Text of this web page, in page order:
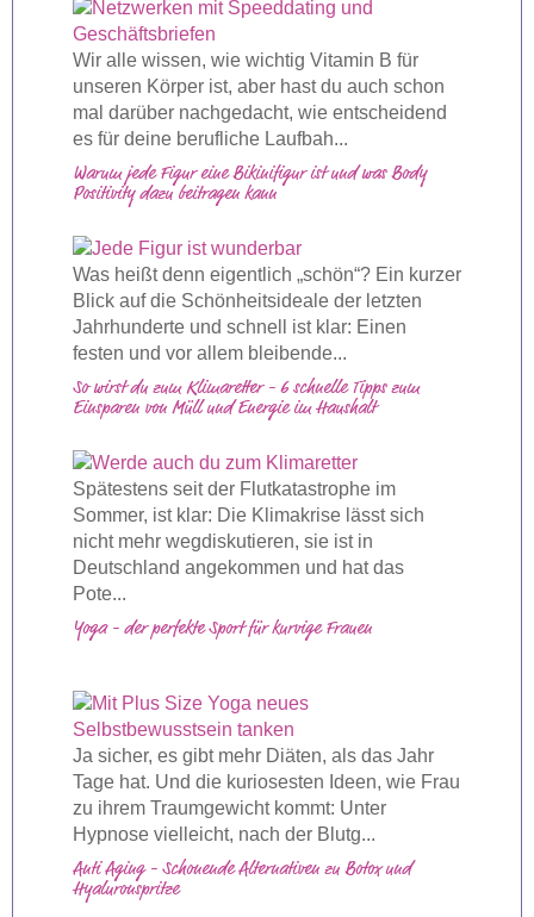
Wir alle wissen, wie wichtig Vitamin B für
unseren Körper ist, aber hast du auch schon
mal darüber nachgedacht, wie entscheidend
es für deine berufliche Laufbah...
Warum jede Figur eine Bikinifigur ist und was Body
Positivity dazu beitragen kann
Was heißt denn eigentlich „schön“? Ein kurzer
Blick auf die Schönheitsideale der letzten
Jahrhunderte und schnell ist klar: Einen
festen und vor allem bleibende...
So wirst du zum Klimaretter - 6 schnelle Tipps zum
Einsparen von Müll und Energie im Haushalt
Spätestens seit der Flutkatastrophe im
Sommer, ist klar: Die Klimakrise lässt sich
nicht mehr wegdiskutieren, sie ist in
Deutschland angekommen und hat das
Pote...
Yoga - der perfekte Sport für kurvige Frauen
Ja sicher, es gibt mehr Diäten, als das Jahr
Tage hat. Und die kuriosesten Ideen, wie Frau
zu ihrem Traumgewicht kommt: Unter
Hypnose vielleicht, nach der Blutg...
Anti Aging - Schonende Alternativen zu Botox und
Hyaluronspritze